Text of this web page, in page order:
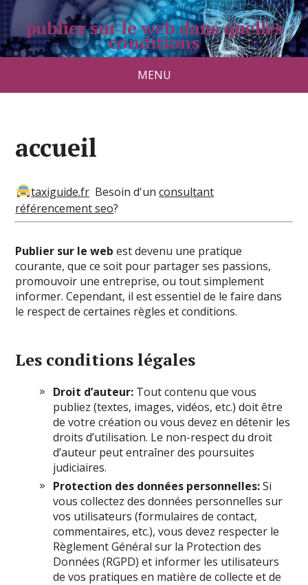
publier sur le web dans quelles
conditions
MENU
accueil
taxiguide.fr Besoin d'unconsultant
référencement seo?
Publier sur le web est devenu une pratique
courante, que ce soit pour partager ses passions,
promouvoir une entreprise, ou tout simplement
informer. Cependant, il est essentiel de le faire dans
le respect de certaines règles et conditions.
Les conditions légales
Droit d’auteur: Tout contenu que vous
publiez (textes, images, vidéos, etc.) doit être
de votre création ou vous devez en détenir les
droits d’utilisation. Le non-respect du droit
d’auteur peut entraîner des poursuites
judiciaires.
Protection des données personnelles:Si
vous collectez des données personnelles sur
vos utilisateurs (formulaires de contact,
commentaires, etc.), vous devez respecter le
Règlement Général sur la Protection des
Données (RGPD) et informer les utilisateurs
de vos pratiques en matière de collecte et de